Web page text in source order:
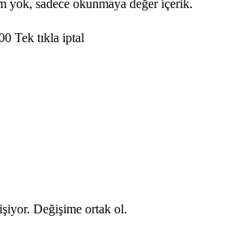
yok, sadece okunmaya değer içerik.
Tek tıkla iptal
Değişime ortak ol.